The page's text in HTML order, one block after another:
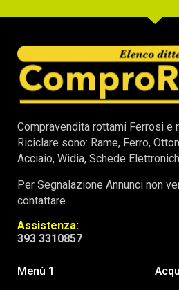
Compravendita rottami Ferrosi e
Riciclare sono: Rame, Ferro,
Acciaio, Widia, Schede
Per Segnalazione Annunci non
contattare
Assistenza:
393 3310857
Menù 1